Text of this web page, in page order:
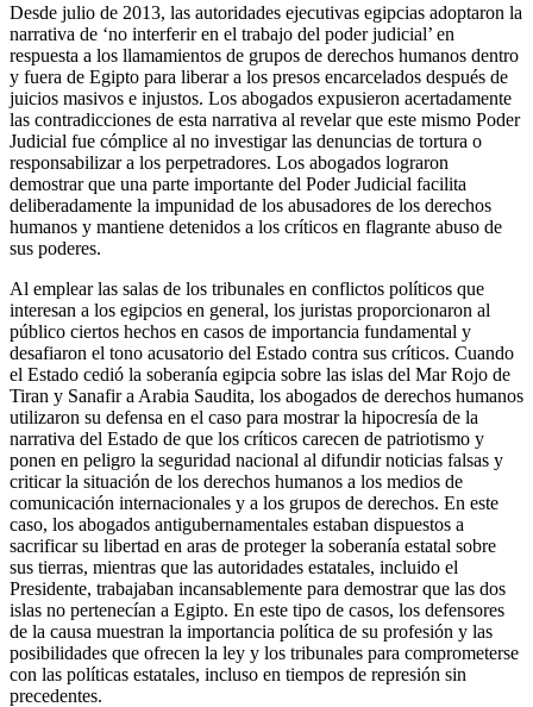
Desde julio de 2013, las autoridades ejecutivas egipcias adoptaron la
narrativa de ‘no interferir en el trabajo del poder judicial’ en
respuesta a los llamamientos de grupos de derechos humanos dentro
y fuera de Egipto para liberar a los presos encarcelados después de
juicios masivos e injustos. Los abogados expusieron acertadamente
las contradicciones de esta narrativa al revelar que este mismo Poder
Judicial fue cómplice al no investigar las denuncias de tortura o
responsabilizar a los perpetradores. Los abogados lograron
demostrar que una parte importante del Poder Judicial facilita
deliberadamente la impunidad de los abusadores de los derechos
humanos y mantiene detenidos a los críticos en flagrante abuso de
sus poderes.
Al emplear las salas de los tribunales en conflictos políticos que
interesan a los egipcios en general, los juristas proporcionaron al
público ciertos hechos en casos de importancia fundamental y
desafiaron el tono acusatorio del Estado contra sus críticos. Cuando
el Estado cedió la soberanía egipcia sobre las islas del Mar Rojo de
Tiran y Sanafir a Arabia Saudita, los abogados de derechos humanos
utilizaron su defensa en el caso para mostrar la hipocresía de la
narrativa del Estado de que los críticos carecen de patriotismo y
ponen en peligro la seguridad nacional al difundir noticias falsas y
criticar la situación de los derechos humanos a los medios de
comunicación internacionales y a los grupos de derechos. En este
caso, los abogados antigubernamentales estaban dispuestos a
sacrificar su libertad en aras de proteger la soberanía estatal sobre
sus tierras, mientras que las autoridades estatales, incluido el
Presidente, trabajaban incansablemente para demostrar que las dos
islas no pertenecían a Egipto. En este tipo de casos, los defensores
de la causa muestran la importancia política de su profesión y las
posibilidades que ofrecen la ley y los tribunales para comprometerse
con las políticas estatales, incluso en tiempos de represión sin
precedentes.